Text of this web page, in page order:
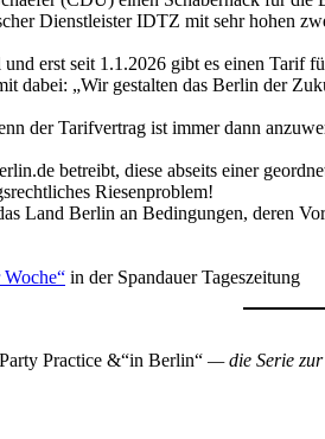
Dienstleister IDTZ mit sehr hohen
erst seit 1.1.2026 gibt es einen Tarif
dabei: „Wir gestalten das Berlin der
der Tarifvertrag ist immer dann
betreibt, diese abseits einer
Riesenproblem!
Land Berlin an Bedingungen, deren
in der Spandauer Tageszeitung
Practice &“in Berlin“ — die Serie